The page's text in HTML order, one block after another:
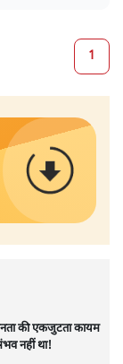
1
की एकजुटता कायम
नहीं था!